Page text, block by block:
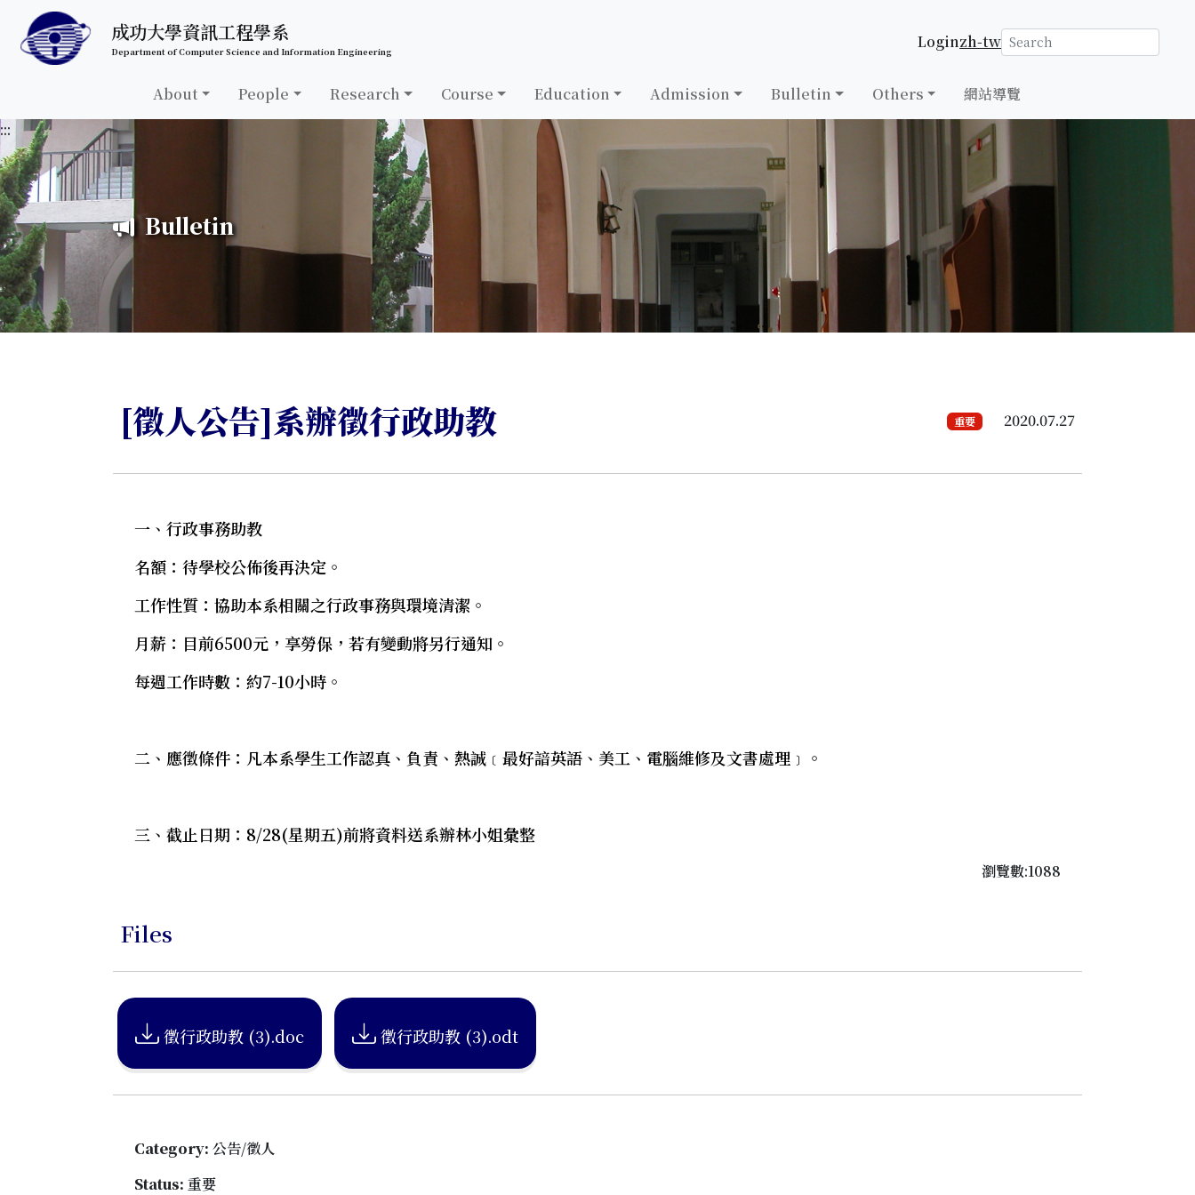
跳至中央內容區塊
成功大學資訊工程學系
Department of Computer Science and Information Engineering Loginzh-tw
About People Research Course Education Admission Bulletin Others
網站導覽
:::
Bulletin
[徵人公告]系辦徵行政助教 重要 2020.07.27
一、行政事務助教
名額：待學校公佈後再決定。
工作性質：協助本系相關之行政事務與環境清潔。
月薪：目前6500元，享勞保，若有變動將另行通知。
每週工作時數：約7-10小時。
二、應徵條件：凡本系學生工作認真、負責、熱誠﹝最好諳英語、美工、電腦維修及文書處理﹞。
三、截止日期：8/28(星期五)前將資料送系辦林小姐彙整
瀏覽數:1088
Files
徵行政助教 (3).doc 徵行政助教 (3).odt
Category: 公告/徵人
Status: 重要